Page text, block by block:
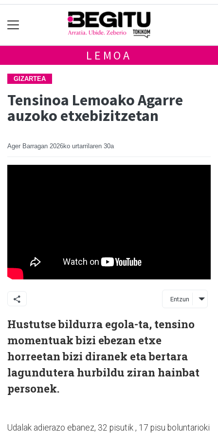
LEMOA
GIZARTEA
Tensinoa Lemoako Agarre
auzoko etxebizitzetan
Ager Barragan 2026ko urtarrilaren 30a
Entzun
Hustutse bildurra egola-ta, tensino
momentuak bizi ebezan etxe
horreetan bizi diranek eta bertara
lagundutera hurbildu ziran hainbat
personek.
Udalak adierazo ebanez, 32 pisutik , 17 pisu boluntarioki